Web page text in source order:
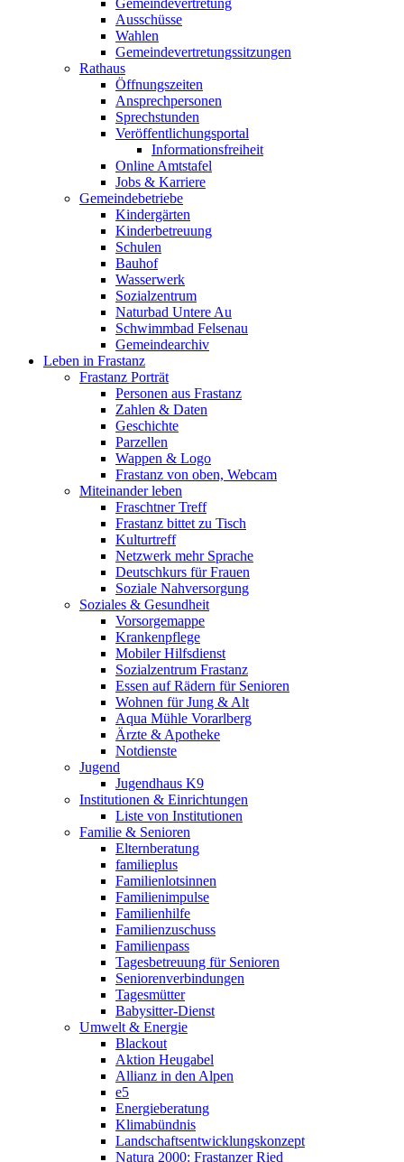
Gemeindevertretung
Ausschüsse
Wahlen
Gemeindevertretungssitzungen
Rathaus
Öffnungszeiten
Ansprechpersonen
Sprechstunden
Veröffentlichungsportal
Informationsfreiheit
Online Amtstafel
Jobs & Karriere
Gemeindebetriebe
Kindergärten
Kinderbetreuung
Schulen
Bauhof
Wasserwerk
Sozialzentrum
Naturbad Untere Au
Schwimmbad Felsenau
Gemeindearchiv
Leben in Frastanz
Frastanz Porträt
Personen aus Frastanz
Zahlen & Daten
Geschichte
Parzellen
Wappen & Logo
Frastanz von oben, Webcam
Miteinander leben
Fraschtner Treff
Frastanz bittet zu Tisch
Kulturtreff
Netzwerk mehr Sprache
Deutschkurs für Frauen
Soziale Nahversorgung
Soziales & Gesundheit
Vorsorgemappe
Krankenpflege
Mobiler Hilfsdienst
Sozialzentrum Frastanz
Essen auf Rädern für Senioren
Wohnen für Jung & Alt
Aqua Mühle Vorarlberg
Ärzte & Apotheke
Notdienste
Jugend
Jugendhaus K9
Institutionen & Einrichtungen
Liste von Institutionen
Familie & Senioren
Elternberatung
familieplus
Familienlotsinnen
Familienimpulse
Familienhilfe
Familienzuschuss
Familienpass
Tagesbetreuung für Senioren
Seniorenverbindungen
Tagesmütter
Babysitter-Dienst
Umwelt & Energie
Blackout
Aktion Heugabel
Allianz in den Alpen
e5
Energieberatung
Klimabündnis
Landschaftsentwicklungskonzept
Natura 2000: Frastanzer Ried